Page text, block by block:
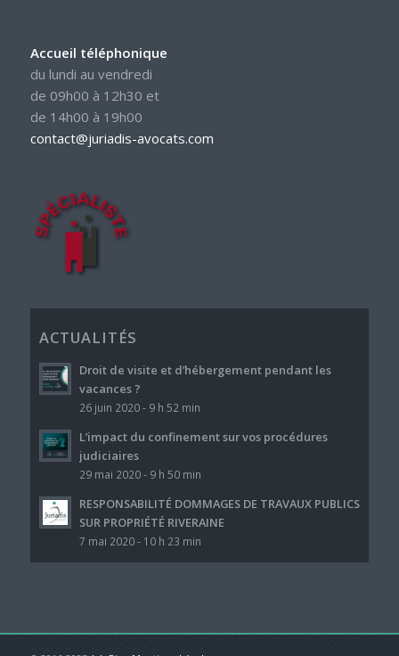
Accueil téléphonique
du lundi au vendredi
de 09h00 à 12h30 et
de 14h00 à 19h00
contact@juriadis-avocats.com
ACTUALITÉS
Droit de visite et d’hébergement pendant les
vacances ?
26 juin 2020 - 9 h 52 min
L’impact du confinement sur vos procédures
judiciaires
29 mai 2020 - 9 h 50 min
RESPONSABILITÉ DOMMAGES DE TRAVAUX PUBLICS
SUR PROPRIÉTÉ RIVERAINE
7 mai 2020 - 10 h 23 min